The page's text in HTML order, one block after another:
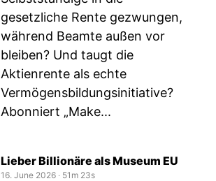
gesetzliche Rente gezwungen,
während Beamte außen vor
bleiben? Und taugt die
Aktienrente als echte
Vermögensbildungsinitiative?
Abonniert „Make...
Lieber Billionäre als Museum EU
16. June 2026 ‧ 51m 23s